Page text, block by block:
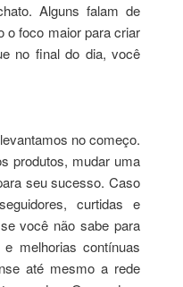
Alguns falam de
o foco maior para criar
no final do dia, você
no começo.
produtos, mudar uma
seu sucesso. Caso
curtidas e
você não sabe para
melhorias contínuas
até mesmo a rede